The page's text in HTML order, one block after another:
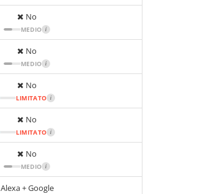
No
MEDIO i
No
MEDIO i
No
LIMITATO i
No
LIMITATO i
No
MEDIO i
Alexa + Google